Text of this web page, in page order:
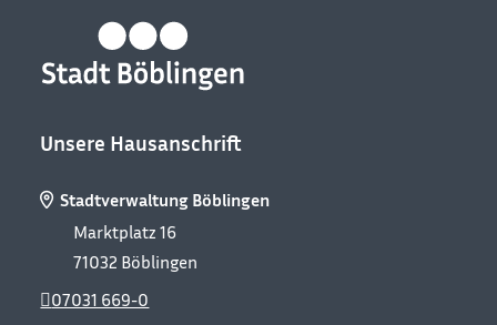
Unsere Hausanschrift
Stadtverwaltung Böblingen
Marktplatz 16
71032 Böblingen
07031 669-0